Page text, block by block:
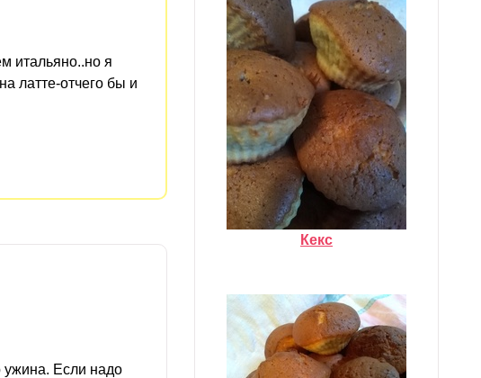
итальяно..но я
латте-отчего бы и
ужина. Если надо
Кекс